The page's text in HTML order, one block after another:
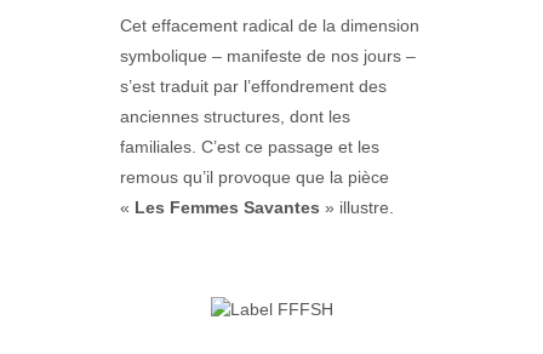
Cet effacement radical de la dimension
symbolique – manifeste de nos jours –
s’est traduit par l’effondrement des
anciennes structures, dont les
familiales. C’est ce passage et les
remous qu’il provoque que la pièce
« Les Femmes Savantes » illustre.